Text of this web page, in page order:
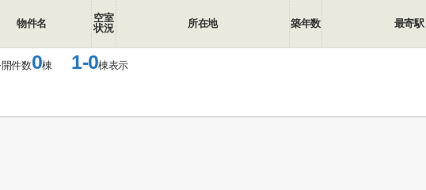
物件名
空室
状況
所在地 築年数 最寄駅
件数0棟 1-0棟表示